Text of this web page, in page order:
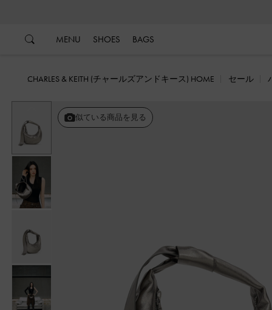
MENU SHOES BAGS
CHARLES & KEITH (チャールズアンドキース) HOME セール
似ている商品を見る